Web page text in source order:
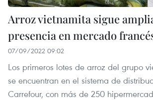
Arroz vietnamita sigue
presencia en mercado
07/09/2022 09:02
Los primeros lotes de arroz del grupo
se encuentran en el sistema de
Carrefour, con más de 250